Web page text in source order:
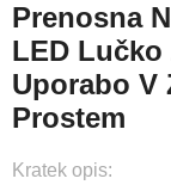
Prenosna
LED Lučko
Uporabo V
Prostem
Kratek opis: